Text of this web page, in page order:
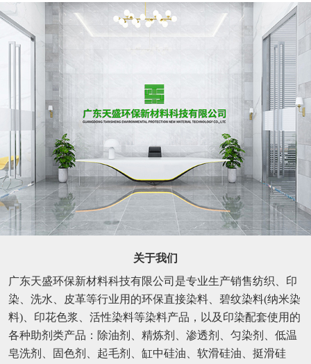
关于我们
广东天盛环保新材料科技有限公司是专业生产销售纺织、印
染、洗水、皮革等行业用的环保直接染料、碧纹染料(纳米染
料)、印花色浆、活性染料等染料产品，以及印染配套使用的
各种助剂类产品：除油剂、精炼剂、渗透剂、匀染剂、低温
皂洗剂、固色剂、起毛剂、缸中硅油、软滑硅油、挺滑硅